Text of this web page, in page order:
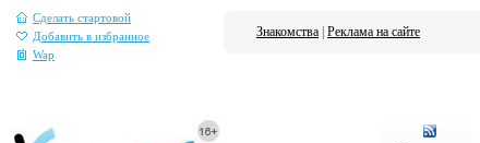
Сделать стартовой
Добавить в избранное
Wap
Знакомства Реклама на сайте